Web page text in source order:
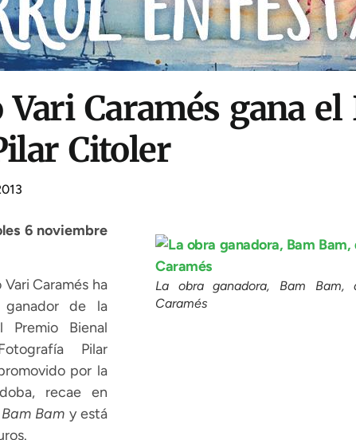
Caramés gana
Citoler
6 noviembre
Caramés ha
de la
Premio Bienal
Pilar
por la
recae en
Bam Bam y está
La obra ganadora, Bam Bam,
Caramés